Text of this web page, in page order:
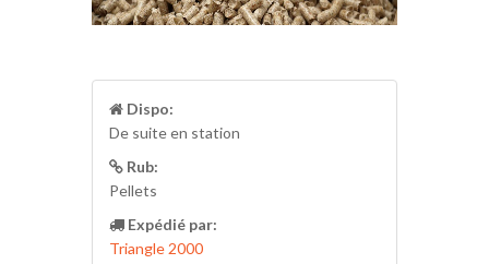
Dispo:
De suite en station
Rub:
Pellets
Expédié par:
Triangle 2000